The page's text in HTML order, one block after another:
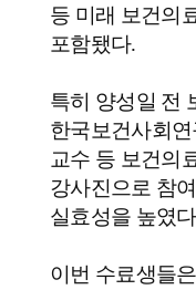
등 미래 보건의
포함됐다.
특히 양성일 전
한국보건사회
교수 등 보건의
강사진으로 참
실효성을 높였다
이번 수료생들